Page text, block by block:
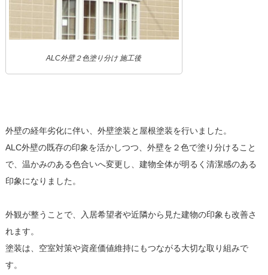
ALC外壁２色塗り分け 施工後
外壁の経年劣化に伴い、外壁塗装と屋根塗装を行いました。
ALC外壁の既存の印象を活かしつつ、外壁を２色で塗り分けること
で、温かみのある色合いへ変更し、建物全体が明るく清潔感のある
印象になりました。
外観が整うことで、入居希望者や近隣から見た建物の印象も改善さ
れます。
塗装は、空室対策や資産価値維持にもつながる大切な取り組みで
す。